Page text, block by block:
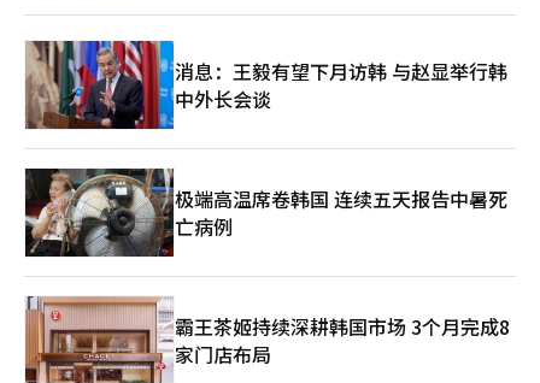
成功进军了中国市场。此次签署的MOU也是仁川商会持续与中国
18个国际商会保持交流的成果之一，旨在为仁川地区企业获得更多
进入中国市场的机会。 仁川商工会议所会长朴柱奉【图片提供 仁
川商工会议所】 ▲《亚洲日报》：在当前韩中企业交流相对低迷
朴柱奉：在国际关系形势复杂的环境下，认为地方城市间的合作更
显重要。对此，仁川市早在2015年被选为韩中自由贸易协定
（FTA）示范城市，与中国威海市共同设立了代表处，以支持企业
进入双方市场。同时，自2016年以来每年举办的“仁川中国论
坛”，已成为韩国首屈一指的中国交流与合作平台，聚集了民间、
政府、产业及学界，共同探讨韩中政策对话与未来商业合作。 仁
川商会将在推动地方城市间建立信任、加强合作方面继续努力。未
来，将与中国相关机构合作，构建更加坚固、可持续的关系网络。
为两国企业、学界及文化界提供对话平台，我亲自来扮演非正式经
济外交渠道的角色，进一步深化韩中地方间合作关系。
消息：王毅有望下月访韩 与赵显举行韩
中外长会谈
极端高温席卷韩国 连续五天报告中暑死
亡病例
霸王茶姬持续深耕韩国市场 3个月完成8
家门店布局